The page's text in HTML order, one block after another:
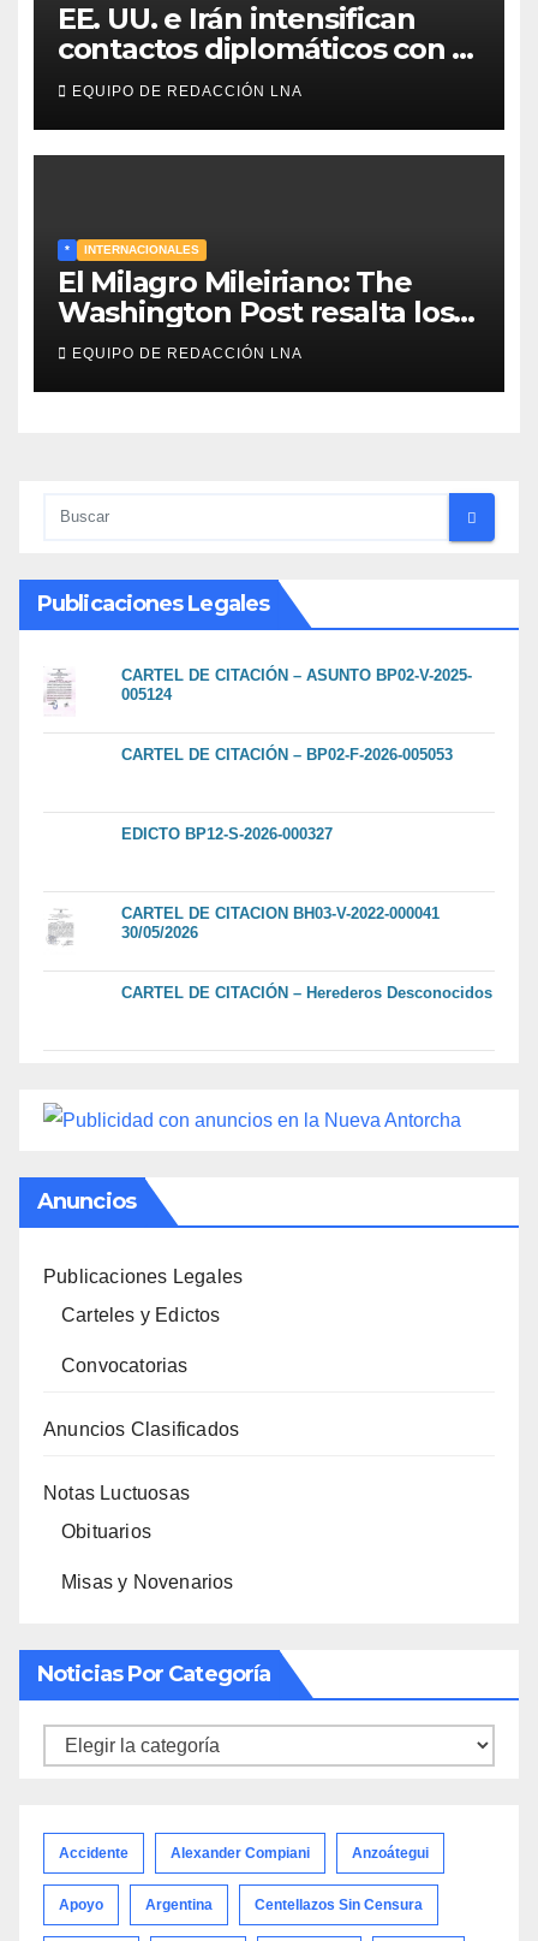
EE. UU. e Irán intensifican
contactos diplomáticos con la
mediación de Omán para
reabrir el estrecho de Ormuz
EQUIPO DE REDACCIÓN LNA
* INTERNACIONALES
El Milagro Mileiriano: The
Washington Post resalta los
resultados de la economía de
Milei y lo califica como «El
renacimiento de Argentina
EQUIPO DE REDACCIÓN LNA
Publicaciones Legales
CARTEL DE CITACIÓN – ASUNTO BP02-V-2025-
005124
CARTEL DE CITACIÓN – BP02-F-2026-005053
EDICTO BP12-S-2026-000327
CARTEL DE CITACION BH03-V-2022-000041
30/05/2026
CARTEL DE CITACIÓN – Herederos Desconocidos
Anuncios
Publicaciones Legales
Carteles y Edictos
Convocatorias
Anuncios Clasificados
Notas Luctuosas
Obituarios
Misas y Novenarios
Noticias Por Categoría
Noticias
Accidente Alexander Compiani Anzoátegui
Apoyo Argentina Centellazos Sin Censura